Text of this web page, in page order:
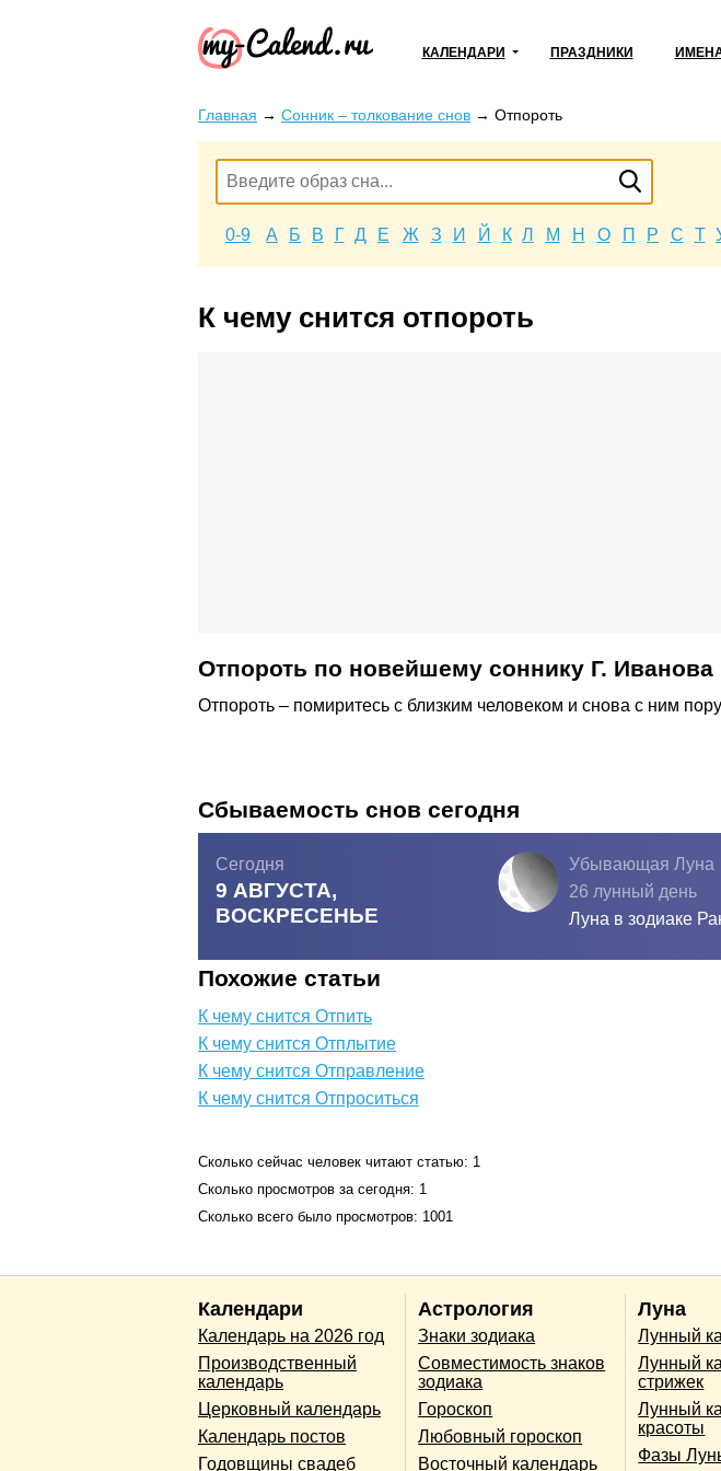
КАЛЕНДАРИ ПРАЗДНИКИ
Главная → Сонник – толкование снов → Отпороть
0-9 А Б В Г Д Е Ж З И Й К Л М Н О П Р С Т
К чему снится отпороть
Отпороть по новейшему соннику Г. Иванова
Отпороть – помиритесь с близким человеком и снова с ним
Сбываемость снов сегодня
Сегодня
9 АВГУСТА,
ВОСКРЕСЕНЬЕ
Убывающая Луна
26 лунный день
Луна в зодиаке
Похожие статьи
К чему снится Отпить
К чему снится Отплытие
К чему снится Отправление
К чему снится Отпроситься
Сколько сейчас человек читают статью: 1
Сколько просмотров за сегодня: 1
Сколько всего было просмотров: 1001
Календари
Календарь на 2026 год
Производственный
календарь
Церковный календарь
Календарь постов
Годовщины свадеб
Астрология
Знаки зодиака
Совместимость знаков
зодиака
Гороскоп
Любовный гороскоп
Восточный календарь
Луна
Лунный
Лунный
стрижек
Лунный
красоты
Фазы